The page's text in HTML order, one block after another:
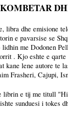
libra dhe emisione
e pavarsise se
me Dodonen
. Kjo eshte e
kane lene autore te
Frasheri,
librin e tij me titull
sunduesi i tokes